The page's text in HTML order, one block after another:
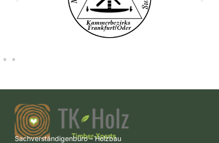
Sachverständigenbüro – Holzbau